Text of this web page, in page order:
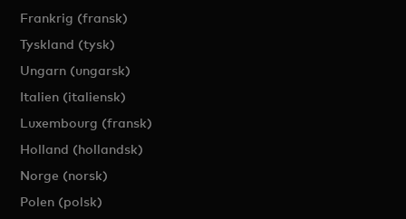
Frankrig (fransk)
Tyskland (tysk)
Ungarn (ungarsk)
Italien (italiensk)
Luxembourg (fransk)
Holland (hollandsk)
Norge (norsk)
Polen (polsk)